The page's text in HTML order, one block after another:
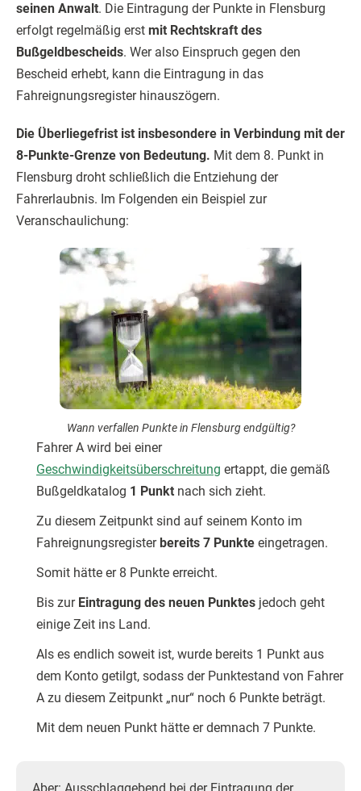
seinen Anwalt. Die Eintragung der Punkte in Flensburg
erfolgt regelmäßig erst mit Rechtskraft des
Bußgeldbescheids. Wer also Einspruch gegen den
Bescheid erhebt, kann die Eintragung in das
Fahreignungsregister hinauszögern.
Die Überliegefrist ist insbesondere in Verbindung mit der
8-Punkte-Grenze von Bedeutung. Mit dem 8. Punkt in
Flensburg droht schließlich die Entziehung der
Fahrerlaubnis. Im Folgenden ein Beispiel zur
Veranschaulichung:
Wann verfallen Punkte in Flensburg endgültig?
Fahrer A wird bei einer
Geschwindigkeitsüberschreitung ertappt, die gemäß
Bußgeldkatalog 1 Punkt nach sich zieht.
Zu diesem Zeitpunkt sind auf seinem Konto im
Fahreignungsregister bereits 7 Punkte eingetragen.
Somit hätte er 8 Punkte erreicht.
Bis zur Eintragung des neuen Punktes jedoch geht
einige Zeit ins Land.
Als es endlich soweit ist, wurde bereits 1 Punkt aus
dem Konto getilgt, sodass der Punktestand von Fahrer
A zu diesem Zeitpunkt „nur“ noch 6 Punkte beträgt.
Mit dem neuen Punkt hätte er demnach 7 Punkte.